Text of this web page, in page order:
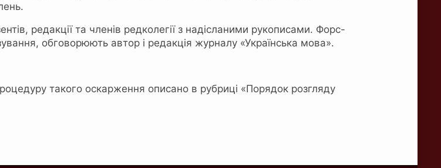
редакції та членів редколегії з надісланими рукописами. Форс-
обговорюють автор і редакція журналу «Українська мова».
такого оскарження описано в рубриці «Порядок розгляду